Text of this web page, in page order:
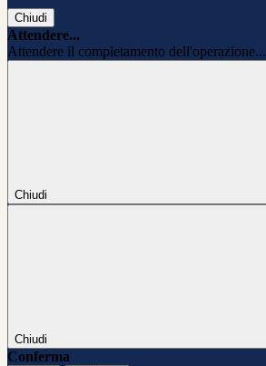
Chiudi
Attendere...
Attendere il completamento dell'operazione...
Chiudi
Chiudi
Conferma